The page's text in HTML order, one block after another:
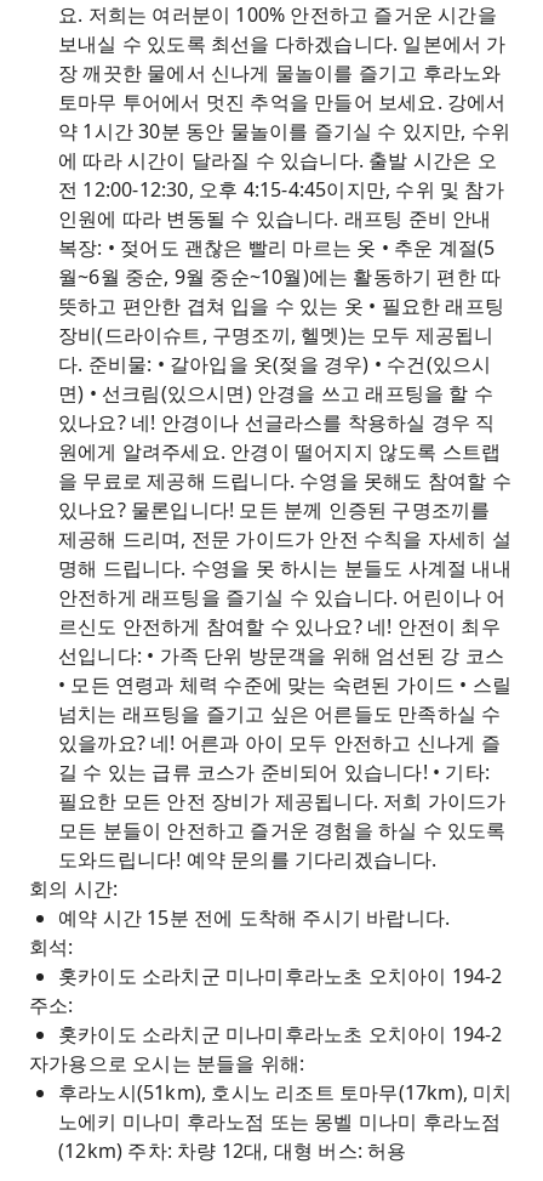
요. 저희는 여러분이 100% 안전하고 즐거운 시간을
보내실 수 있도록 최선을 다하겠습니다. 일본에서 가
장 깨끗한 물에서 신나게 물놀이를 즐기고 후라노와
토마무 투어에서 멋진 추억을 만들어 보세요. 강에서
약 1시간 30분 동안 물놀이를 즐기실 수 있지만, 수위
에 따라 시간이 달라질 수 있습니다. 출발 시간은 오
전 12:00-12:30, 오후 4:15-4:45이지만, 수위 및 참가
인원에 따라 변동될 수 있습니다. 래프팅 준비 안내
복장: • 젖어도 괜찮은 빨리 마르는 옷 • 추운 계절(5
월~6월 중순, 9월 중순~10월)에는 활동하기 편한 따
뜻하고 편안한 겹쳐 입을 수 있는 옷 • 필요한 래프팅
장비(드라이슈트, 구명조끼, 헬멧)는 모두 제공됩니
다. 준비물: • 갈아입을 옷(젖을 경우) • 수건(있으시
면) • 선크림(있으시면) 안경을 쓰고 래프팅을 할 수
있나요? 네! 안경이나 선글라스를 착용하실 경우 직
원에게 알려주세요. 안경이 떨어지지 않도록 스트랩
을 무료로 제공해 드립니다. 수영을 못해도 참여할 수
있나요? 물론입니다! 모든 분께 인증된 구명조끼를
제공해 드리며, 전문 가이드가 안전 수칙을 자세히 설
명해 드립니다. 수영을 못 하시는 분들도 사계절 내내
안전하게 래프팅을 즐기실 수 있습니다. 어린이나 어
르신도 안전하게 참여할 수 있나요? 네! 안전이 최우
선입니다: • 가족 단위 방문객을 위해 엄선된 강 코스
• 모든 연령과 체력 수준에 맞는 숙련된 가이드 • 스릴
넘치는 래프팅을 즐기고 싶은 어른들도 만족하실 수
있을까요? 네! 어른과 아이 모두 안전하고 신나게 즐
길 수 있는 급류 코스가 준비되어 있습니다! • 기타:
필요한 모든 안전 장비가 제공됩니다. 저희 가이드가
모든 분들이 안전하고 즐거운 경험을 하실 수 있도록
도와드립니다! 예약 문의를 기다리겠습니다.
회의 시간:
예약 시간 15분 전에 도착해 주시기 바랍니다.
회석:
홋카이도 소라치군 미나미후라노초 오치아이 194-2
주소:
홋카이도 소라치군 미나미후라노초 오치아이 194-2
자가용으로 오시는 분들을 위해:
후라노시(51km), 호시노 리조트 토마무(17km), 미치
노에키 미나미 후라노점 또는 몽벨 미나미 후라노점
(12km) 주차: 차량 12대, 대형 버스: 허용